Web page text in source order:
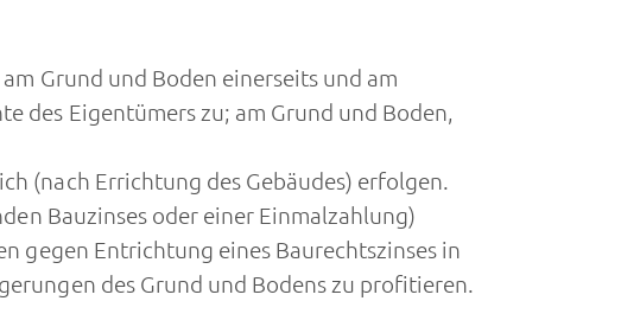
Grund und Boden einerseits und am
des Eigentümers zu; am Grund und Boden,
(nach Errichtung des Gebäudes) erfolgen.
Bauzinses oder einer Einmalzahlung)
gegen Entrichtung eines Baurechtszinses in
des Grund und Bodens zu profitieren.